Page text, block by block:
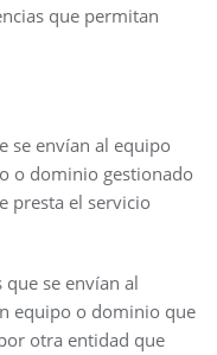
que permitan
se envían al equipo
o dominio gestionado
presta el servicio
que se envían al
equipo o dominio que
otra entidad que